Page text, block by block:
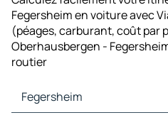
Fegersheim en voiture avec
(péages, carburant, coût par
Oberhausbergen -
routier
Fegersheim